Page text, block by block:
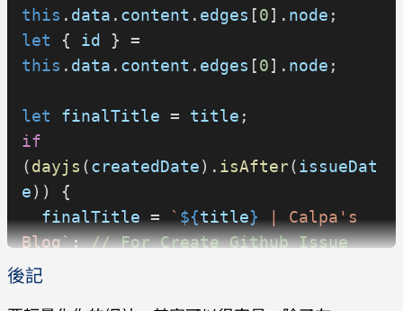
this . data . content . edges [0]. node ;
let { id
this . data . content . edges [0]. node ;
let finalTitle = title ;
if
(dayjs (createdDate). isAfter(issueDat
e)) {
  finalTitle
= ` ${title} | Calpa's
Blog`; // For Create Github Issue
後記